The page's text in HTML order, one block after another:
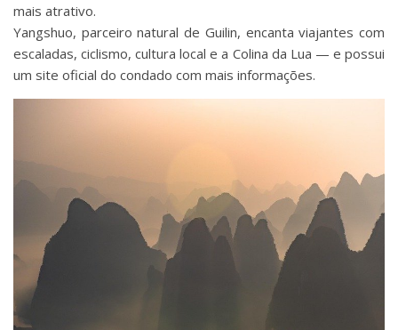
mais atrativo.
Yangshuo, parceiro natural de Guilin, encanta viajantes com
escaladas, ciclismo, cultura local e a Colina da Lua — e possui
um site oficial do condado com mais informações.